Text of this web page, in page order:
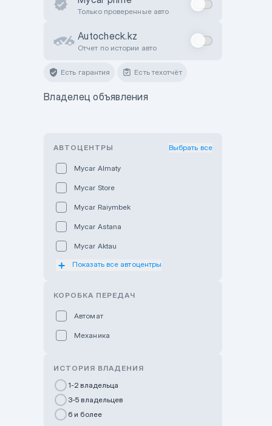
Только проверенные авто
Autocheck.kz
Отчет по истории авто
Есть гарантия Есть техотчёт
Владелец объявления
АВТОЦЕНТРЫ Выбрать все
Mycar Almaty
Mycar Store
Mycar Raiymbek
Mycar Astana
Mycar Aktau
Mycar Uralsk
GWM Nurly Zhol
Chery Astana
Показать все автоцентры
КОРОБКА ПЕРЕДАЧ
Автомат
Механика
ИСТОРИЯ ВЛАДЕНИЯ
1-2 владельца
3-5 владельцев
6 и более